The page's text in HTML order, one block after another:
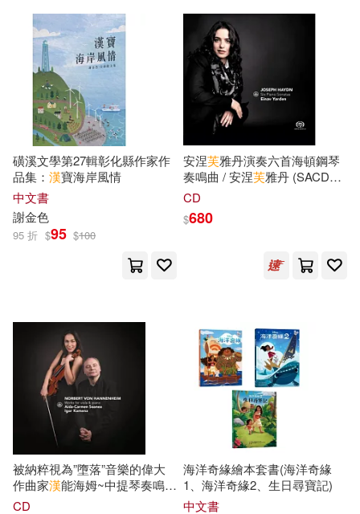
（比）岡特·鮑利(40)
上海市地方志編纂委員會(38)
呂思勉(38)
中國民族語文翻譯中心譯(37)
紀連海(37)
（美）吳月梅（主編）(37)
（英）莎士比亞(37)
劉富華等（編著）(36)
富野由悠季(36) 月望東山(36)
PAD(326) 海豚出版社(326)
學林出版社(320)
上海文藝出版社(319)
機械工業出版社(318)
南京大學出版社(315)
中信出版社(311)
中國建築工業出版社(307)
上海三聯書店(298)
中國統計出版社(298)
磺溪文學第27輯彰化縣作家作
品集： 漢寶海岸風情
中文書
謝金色
95 折 $95 $100
安涅芙雅丹演奏六首海頓鋼琴
奏鳴曲 / 安涅芙雅丹 (SACD
Hybrid)(Haydn six piano
CD
$680
被納粹視為”墮落”音樂的偉大
作曲家漢能海姆~中提琴奏鳴曲
專輯 (CD)(Norbert von
CD
海洋奇緣繪本套書(海洋奇緣
1、海洋奇緣2、生日尋寶記)
中文書